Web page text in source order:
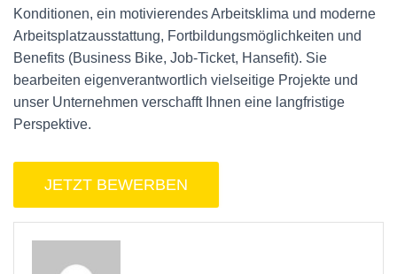
Konditionen, ein motivierendes Arbeitsklima und moderne
Arbeitsplatzausstattung, Fortbildungsmöglichkeiten und
Benefits (Business Bike, Job-Ticket, Hansefit). Sie
bearbeiten eigenverantwortlich vielseitige Projekte und
unser Unternehmen verschafft Ihnen eine langfristige
Perspektive.